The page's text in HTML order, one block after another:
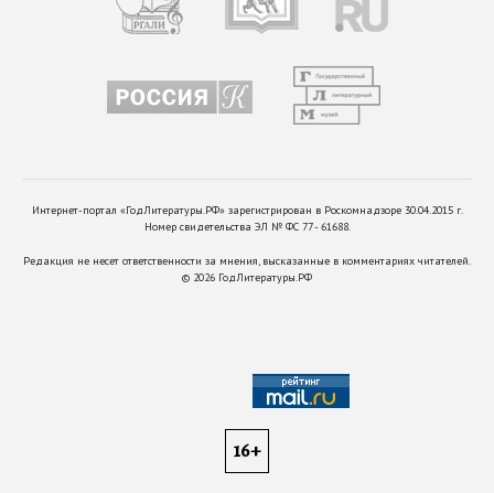
Интернет-портал «ГодЛитературы.РФ» зарегистрирован в Роскомнадзоре 30.04.2015 г.
Номер свидетельства ЭЛ № ФС 77 - 61688.
Редакция не несет ответственности за мнения, высказанные в комментариях читателей.
© 2026 ГодЛитературы.РФ
16+